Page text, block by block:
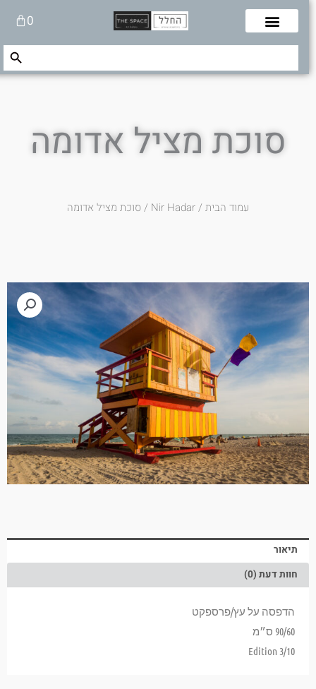
0עגלת
קניות
Search
Search Button
סוכת מציל אדומה
עמוד הבית/
Nir Hadar/ סוכת מציל אדומה
תיאור
חוות דעת (0)
הדפסה על עץ/פרספקט
90/60 ס״מ
Edition 3/10